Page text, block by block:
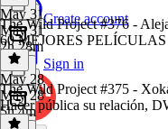
Create account
Sign in
May 31
May 31
2h 28m
The Wild Project #376 -
60 MEJORES
May 28
May 28
5h 4m
The Wild Project #375 -
Hacer pública su relación,